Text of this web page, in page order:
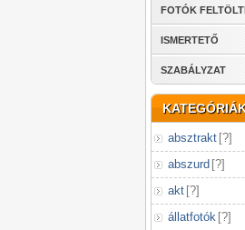
FOTÓK
ISMERTETŐ
SZABÁLYZAT
absztrakt [?]
abszurd [?]
akt [?]
állatfotók [?]